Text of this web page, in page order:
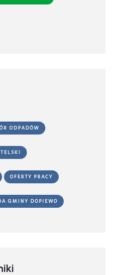
ODPADÓW
OFERTY PRACY
GMINY DOPIEWO